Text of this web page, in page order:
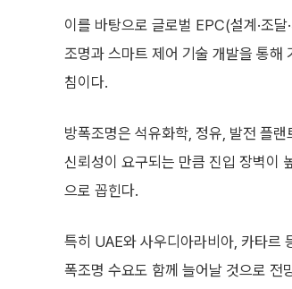
이를 바탕으로 글로벌 EPC(설계·조
조명과 스마트 제어 기술 개발을 통해
침이다.
방폭조명은 석유화학, 정유, 발전 플
신뢰성이 요구되는 만큼 진입 장벽이
으로 꼽힌다.
특히 UAE와 사우디아라비아, 카타르
폭조명 수요도 함께 늘어날 것으로 전